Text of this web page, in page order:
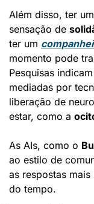
Além disso, ter
sensação de
ter um
momento pode
Pesquisas
mediadas por
liberação de
estar, como a
As AIs, como o
ao estilo de
as respostas
do tempo.